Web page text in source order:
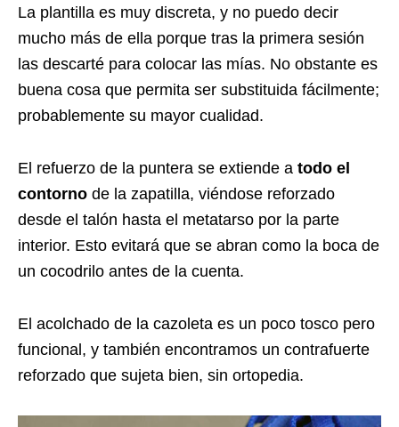
La plantilla es muy discreta, y no puedo decir
mucho más de ella porque tras la primera sesión
las descarté para colocar las mías. No obstante es
buena cosa que permita ser substituida fácilmente;
probablemente su mayor cualidad.
El refuerzo de la puntera se extiende a todo el
contorno de la zapatilla, viéndose reforzado
desde el talón hasta el metatarso por la parte
interior. Esto evitará que se abran como la boca de
un cocodrilo antes de la cuenta.
El acolchado de la cazoleta es un poco tosco pero
funcional, y también encontramos un contrafuerte
reforzado que sujeta bien, sin ortopedia.